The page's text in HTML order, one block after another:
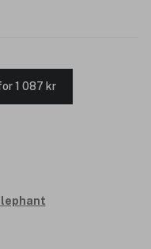
1 087 kr